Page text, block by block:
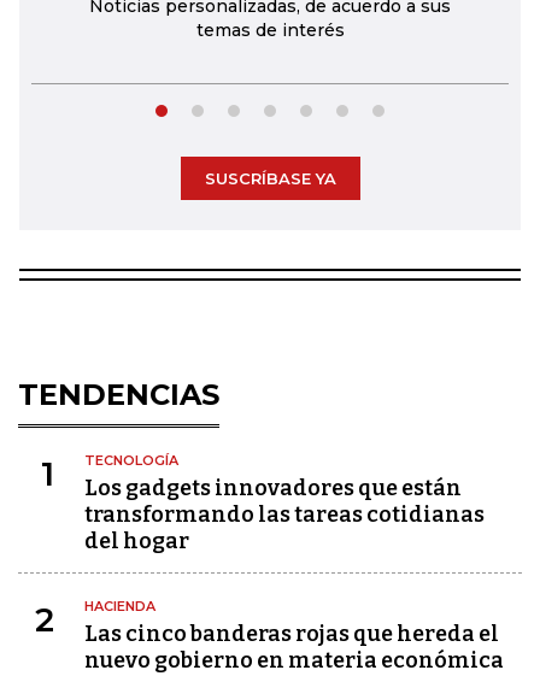
Noticias personalizadas, de acuerdo a sus
temas de interés
SUSCRÍBASE YA
TENDENCIAS
1 TECNOLOGÍA
Los gadgets innovadores que están
transformando las tareas cotidianas
del hogar
2 HACIENDA
Las cinco banderas rojas que hereda el
nuevo gobierno en materia económica